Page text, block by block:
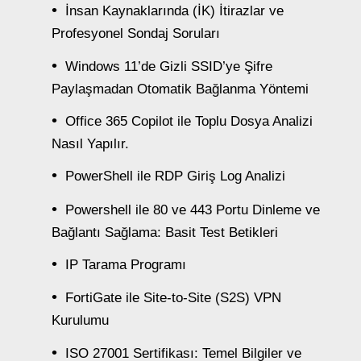
İnsan Kaynaklarında (İK) İtirazlar ve
Profesyonel Sondaj Soruları
Windows 11’de Gizli SSID’ye Şifre
Paylaşmadan Otomatik Bağlanma Yöntemi
Office 365 Copilot ile Toplu Dosya Analizi
Nasıl Yapılır.
PowerShell ile RDP Giriş Log Analizi
Powershell ile 80 ve 443 Portu Dinleme ve
Bağlantı Sağlama: Basit Test Betikleri
IP Tarama Programı
FortiGate ile Site-to-Site (S2S) VPN
Kurulumu
ISO 27001 Sertifikası: Temel Bilgiler ve